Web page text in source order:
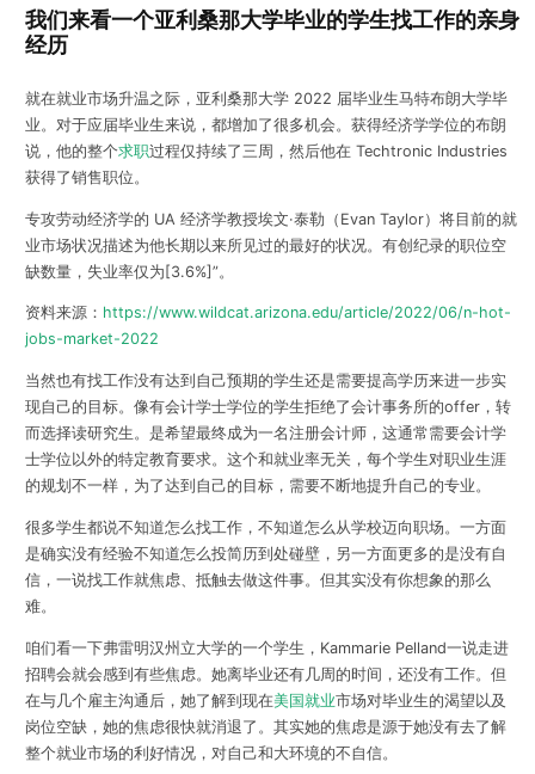
我们来看一个亚利桑那大学毕业的学生找工作的亲身
经历
就在就业市场升温之际，亚利桑那大学 2022 届毕业生马特布朗大学毕
业。对于应届毕业生来说，都增加了很多机会。获得经济学学位的布朗
说， 他的整个求职过程仅持续了三周 ，然后他在 Techtronic Industries
获得了销售职位。
专攻劳动经济学的 UA 经济学教授埃文·泰勒（Evan Taylor） 将目前的就
业市场状况描述为他长期以来所见过的最好的状况。有创纪录的职位空
缺数量，失业率仅为[3.6%]”。
资料来源： https://www.wildcat.arizona.edu/article/2022/06/n-hot-
jobs-market-2022
当然也有找工作没有达到自己预期的学生还是需要提高学历来进一步实
现自己的目标。像有会计学士学位的学生拒绝了会计事务所的offer，转
而选择读研究生。是希望最终成为一名注册会计师，这通常需要会计学
士学位以外的特定教育要求。这个和就业率无关，每个学生对职业生涯
的规划不一样，为了达到自己的目标，需要不断地提升自己的专业。
很多学生都说不知道怎么找工作，不知道怎么从学校迈向职场。一方面
是确实没有经验不知道怎么投简历到处碰壁，另一方面更多的是没有自
信，一说找工作就焦虑、抵触去做这件事。但其实没有你想象的那么
难。
咱们看一下弗雷明汉州立大学的一个学生，Kammarie Pelland一说走进
招聘会就会感到有些焦虑。她离毕业还有几周的时间，还没有工作。但
在与几个雇主沟通后，她了解到现在美国就业市场对毕业生的渴望以及
岗位空缺，她的焦虑很快就消退了。其实她的焦虑是源于她没有去了解
整个就业市场的利好情况，对自己和大环境的不自信。